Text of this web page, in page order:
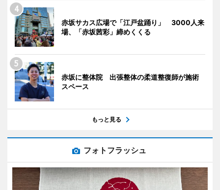
赤坂サカス広場で「江戸盆踊り」 3000人来
場、「赤坂茜彩」締めくくる
赤坂に整体院 出張整体の柔道整復師が施術
スペース
もっと見る
フォトフラッシュ